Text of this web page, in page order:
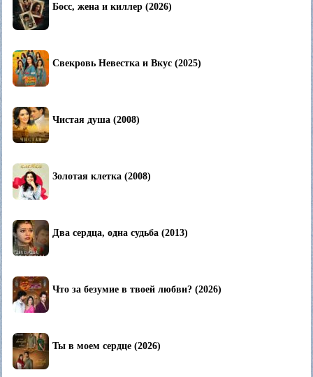
Босс, жена и киллер (2026)
Свекровь Невестка и Вкус (2025)
Чистая душа (2008)
Золотая клетка (2008)
Два сердца, одна судьба (2013)
Что за безумие в твоей любви? (2026)
Ты в моем сердце (2026)